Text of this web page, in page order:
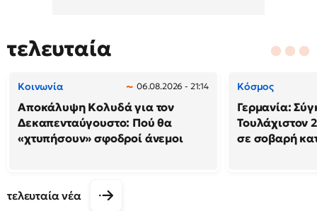
τελευταία
Κοινωνία 06.08.2026 - 21:14
Αποκάλυψη Κολυδά για τον
Δεκαπενταύγουστο: Πού θα
«χτυπήσουν» σφοδροί άνεμοι
Κόσμος
Γερμανία:
Τουλάχιστον
σε σοβαρή
τελευταία νέα